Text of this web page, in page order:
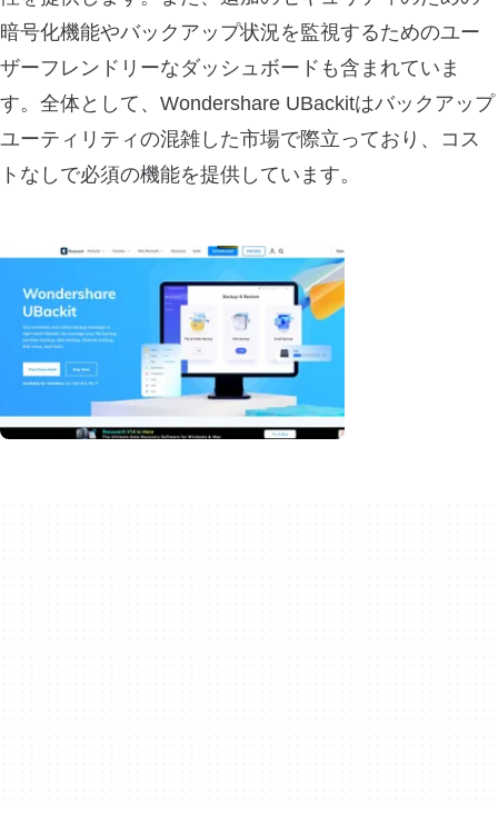
暗号化機能やバックアップ状況を監視するためのユー
ザーフレンドリーなダッシュボードも含まれていま
す。全体として、Wondershare UBackitはバックアップ
ユーティリティの混雑した市場で際立っており、コス
トなしで必須の機能を提供しています。